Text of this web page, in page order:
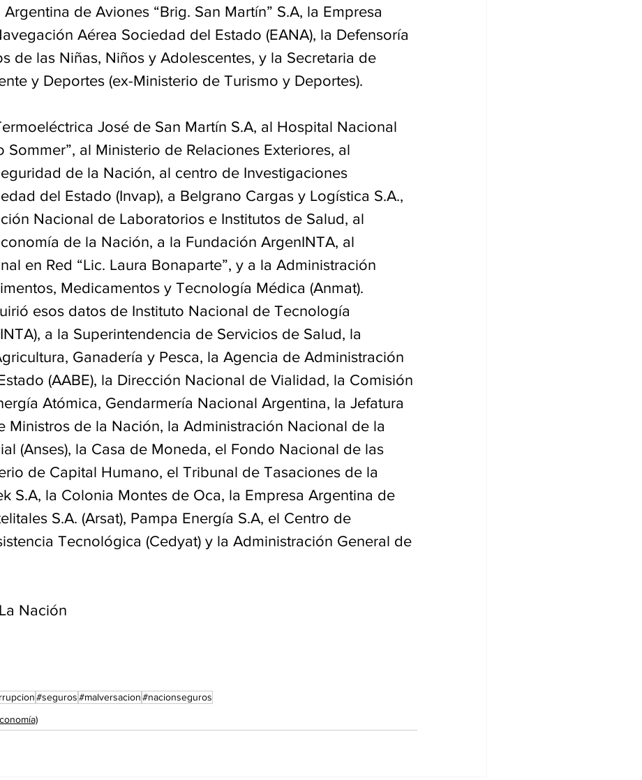
Argentina de Aviones “Brig. San Martín” S.A, la Empresa
Aérea Sociedad del Estado (EANA), la Defensoría
de las Niñas, Niños y Adolescentes, y la Secretaria de
y Deportes (ex-Ministerio de Turismo y Deportes).
José de San Martín S.A, al Hospital Nacional
Sommer”, al Ministerio de Relaciones Exteriores, al
de la Nación, al centro de Investigaciones
del Estado (Invap), a Belgrano Cargas y Logística S.A.,
Nacional de Laboratorios e Institutos de Salud, al
de la Nación, a la Fundación ArgenINTA, al
en Red “Lic. Laura Bonaparte”, y a la Administración
Medicamentos y Tecnología Médica (Anmat).
esos datos de Instituto Nacional de Tecnología
a la Superintendencia de Servicios de Salud, la
Ganadería y Pesca, la Agencia de Administración
(AABE), la Dirección Nacional de Vialidad, la Comisión
Atómica, Gendarmería Nacional Argentina, la Jefatura
Ministros de la Nación, la Administración Nacional de la
(Anses), la Casa de Moneda, el Fondo Nacional de las
de Capital Humano, el Tribunal de Tasaciones de la
S.A, la Colonia Montes de Oca, la Empresa Argentina de
S.A. (Arsat), Pampa Energía S.A, el Centro de
Tecnológica (Cedyat) y la Administración General de
Nación
#seguros#malversacion#nacionseguros